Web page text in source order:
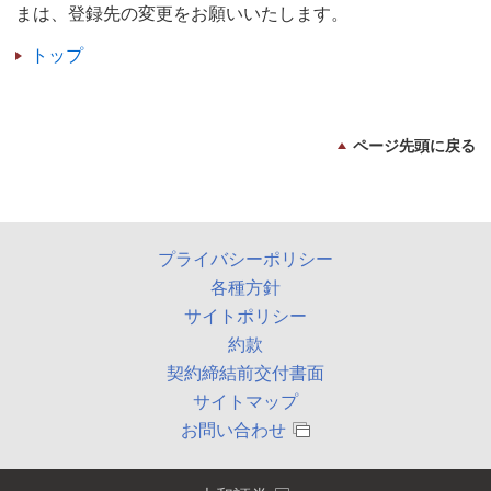
まは、登録先の変更をお願いいたします。
トップ
ページ先頭に戻る
プライバシーポリシー
各種方針
サイトポリシー
約款
契約締結前交付書面
サイトマップ
お問い合わせ